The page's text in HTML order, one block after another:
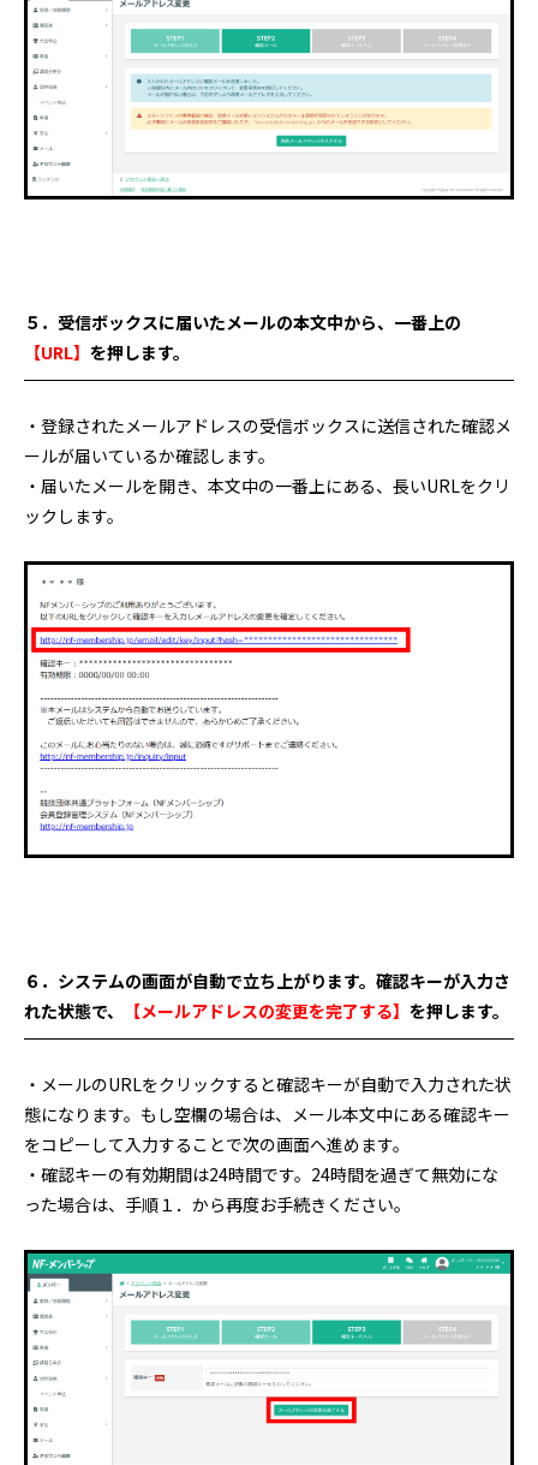
５．受信ボックスに届いたメールの本文中から、一番上の
【URL】 を押します。
・登録されたメールアドレスの受信ボックスに送信された確認メ
ールが届いているか確認します。
・届いたメールを開き、本文中の一番上にある、長いURLをクリ
ックします。
６．システムの画面が自動で立ち上がります。確認キーが入力さ
れた状態で、
【メールアドレスの変更を完了する】 を押します。
・メールのURLをクリックすると確認キーが自動で入力された状
態になります。もし空欄の場合は、メール本文中にある確認キー
をコピーして入力することで次の画面へ進めます。
・確認キーの有効期間は24時間です。24時間を過ぎて無効にな
った場合は、手順１．から再度お手続きください。